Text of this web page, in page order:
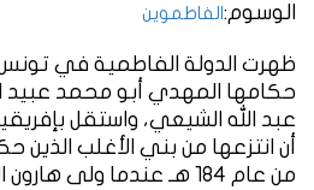
الوسوم: الفاطموين
حكامها المهدي أبو محمد عبيد
عبد الله الشيعي، واستقل
من عام 184 هـ عندما ولى